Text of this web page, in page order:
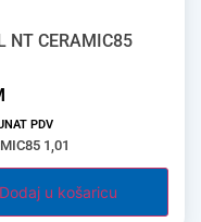
NT CERAMIC85
PDV
1,01
Dodaj u košaricu